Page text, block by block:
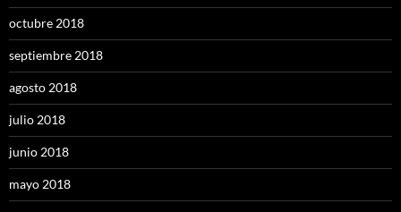
octubre 2018
septiembre 2018
agosto 2018
julio 2018
junio 2018
mayo 2018